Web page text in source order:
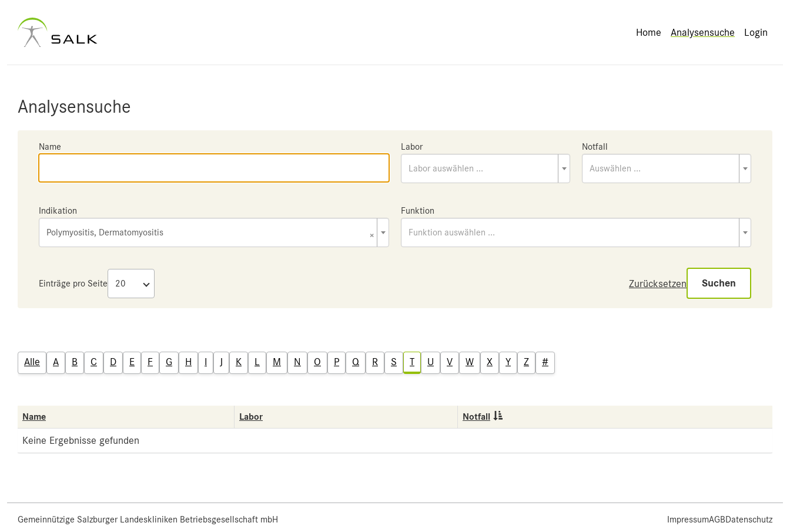
Home Analysensuche Login
Analysensuche
Name Labor
Labor auswählen ...
Notfall
Auswählen ...
Indikation
×
Polymyositis, Dermatomyositis
Funktion
Funktion auswählen ...
Einträge pro Seite Zurücksetzen Suchen
Alle A B C D E F G H I J K L M N O P Q R S T U V W X Y Z #
Name Labor Notfall
Keine Ergebnisse gefunden
Gemeinnützige Salzburger Landeskliniken Betriebsgesellschaft mbH ImpressumAGBDatenschutz